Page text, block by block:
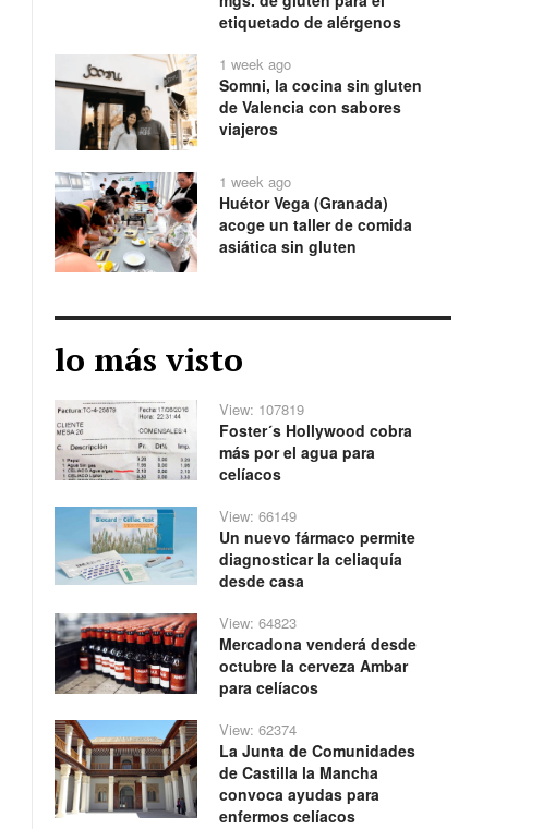
etiquetado de alérgenos
1 week ago
Somni, la cocina sin gluten
de Valencia con sabores
viajeros
1 week ago
Huétor Vega (Granada)
acoge un taller de comida
asiática sin gluten
lo más visto
View: 107819
Foster´s Hollywood cobra
más por el agua para
celíacos
View: 66149
Un nuevo fármaco permite
diagnosticar la celiaquía
desde casa
View: 64823
Mercadona venderá desde
octubre la cerveza Ambar
para celíacos
View: 62374
La Junta de Comunidades
de Castilla la Mancha
convoca ayudas para
enfermos celíacos